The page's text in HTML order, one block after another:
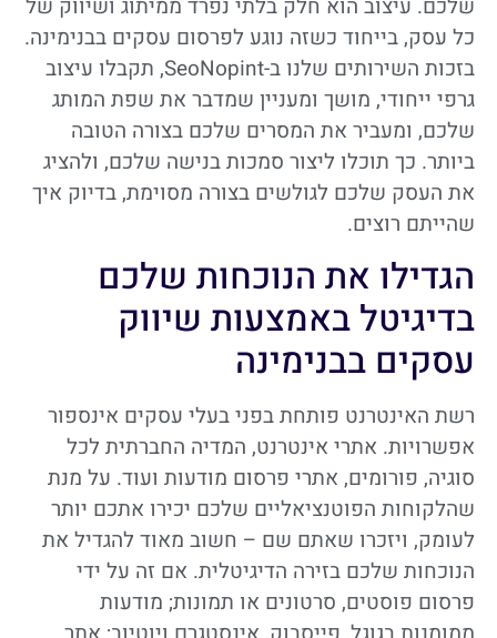
שלכם. עיצוב הוא חלק בלתי נפרד ממיתוג ושיווק של
כל עסק, בייחוד כשזה נוגע לפרסום עסקים בבנימינה.
בזכות השירותים שלנו ב-SeoNopint, תקבלו עיצוב
גרפי ייחודי, מושך ומעניין שמדבר את שפת המותג
שלכם, ומעביר את המסרים שלכם בצורה הטובה
ביותר. כך תוכלו ליצור סמכות בנישה שלכם, ולהציג
את העסק שלכם לגולשים בצורה מסוימת, בדיוק איך
שהייתם רוצים.
הגדילו את הנוכחות שלכם
בדיגיטל באמצעות שיווק
עסקים בבנימינה
רשת האינטרנט פותחת בפני בעלי עסקים אינספור
אפשרויות. אתרי אינטרנט, המדיה החברתית לכל
סוגיה, פורומים, אתרי פרסום מודעות ועוד. על מנת
שהלקוחות הפוטנציאליים שלכם יכירו אתכם יותר
לעומק, ויזכרו שאתם שם – חשוב מאוד להגדיל את
הנוכחות שלכם בזירה הדיגיטלית. אם זה על ידי
פרסום פוסטים, סרטונים או תמונות; מודעות